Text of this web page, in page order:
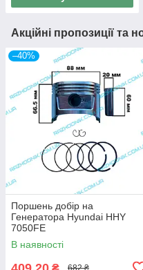
Акційні пропозиції та
–40%
Поршень добір на
Генератора Hyundai HHY
7050FE
В наявності